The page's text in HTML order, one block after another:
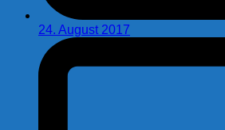
24. August 2017